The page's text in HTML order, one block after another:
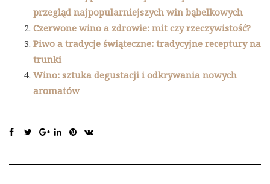
przegląd najpopularniejszych win bąbelkowych
Czerwone wino a zdrowie: mit czy rzeczywistość?
Piwo a tradycje świąteczne: tradycyjne receptury na
trunki
Wino: sztuka degustacji i odkrywania nowych
aromatów